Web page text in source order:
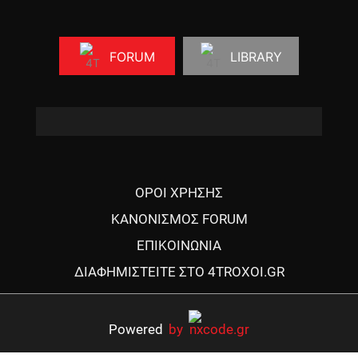
FORUM LIBRARY
ΟΡΟΙ ΧΡΗΣΗΣ
ΚΑΝΟΝΙΣΜΟΣ FORUM
ΕΠΙΚΟΙΝΩΝΙΑ
ΔΙΑΦΗΜΙΣΤΕΙΤΕ ΣΤΟ 4TROXOI.GR
Powered by